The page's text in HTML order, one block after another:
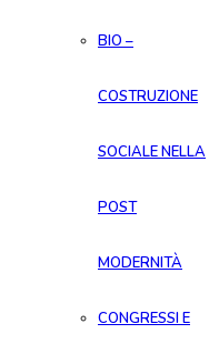
BIO –
COSTRUZIONE
SOCIALE NELLA
POST
MODERNITÀ
CONGRESSI E